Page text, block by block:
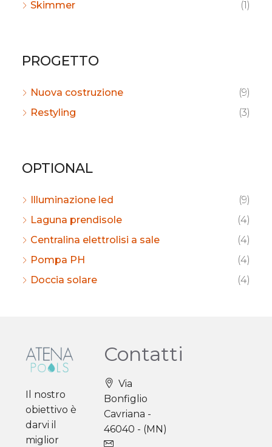
Skimmer
(1)
PROGETTO
Nuova costruzione
(9)
Restyling
(3)
OPTIONAL
Illuminazione led
(9)
Laguna prendisole
(4)
Centralina elettrolisi a sale
(4)
Pompa PH
(4)
Doccia solare
(4)
Il nostro
obiettivo è
darvi il
miglior
Contatti
Via
Bonfiglio
Cavriana -
46040 - (MN)